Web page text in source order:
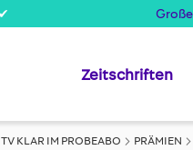
Zeitschriften
TV KLAR IM PROBEABO PRÄMIEN